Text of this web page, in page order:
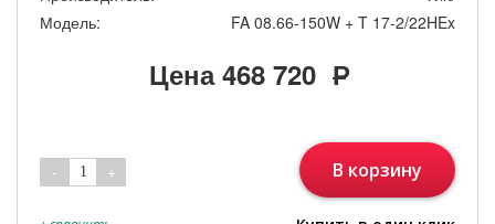
Модель:
FA 08.66-150W + T 17-2/22HEx
Цена468 720 Р
- 1 + В корзину